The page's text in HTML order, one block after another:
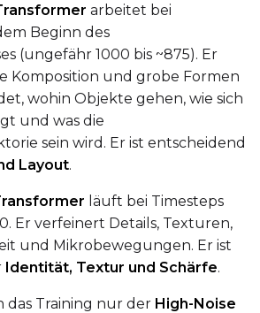
Prompt
Height
arbeitet bei
Beginn des
(ungefähr 1000 bis ~875). Er
Komposition und grobe Formen
wohin Objekte gehen, wie sich
und was die
sein wird. Er ist entscheidend
Layout.
läuft bei Timesteps
Er verfeinert Details, Texturen,
und Mikrobewegungen. Er ist
Identität, Textur und Schärfe.
das Training nur der High-Noise